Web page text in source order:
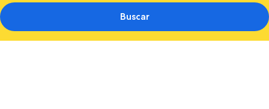
Buscar